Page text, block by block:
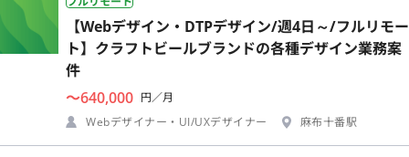
【Webデザイン・DTPデザイン/週4日～/フルリモー
ト】クラフトビールブランドの各種デザイン業務案
件
〜640,000 円／月
Webデザイナー・UI/UXデザイナー
麻布十番駅